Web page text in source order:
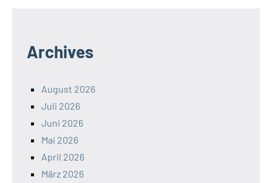
Archives
August 2026
Juli 2026
Juni 2026
Mai 2026
April 2026
März 2026